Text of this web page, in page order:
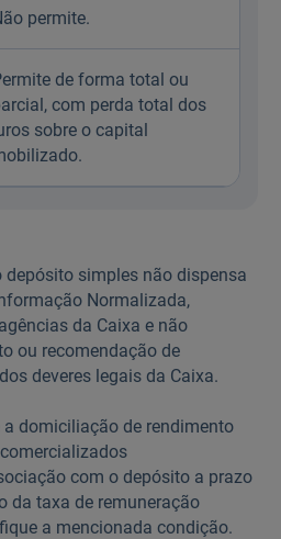
permite.
de forma total ou
com perda total dos
sobre o capital
simples não dispensa
Normalizada,
da Caixa e não
ou recomendação de
deveres legais da Caixa.
a domiciliação de rendimento
com o depósito a prazo
da taxa de remuneração
a mencionada condição.